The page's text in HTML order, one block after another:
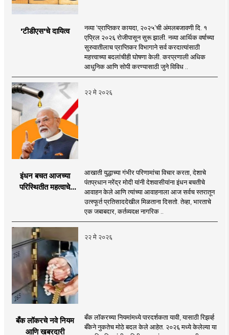
'टीडीएस'चे दायित्व
नव्या ‘प्राप्तिकर कायदा, २०२५’ची अंमलबजावणी दि. १
एप्रिल २०२६ रोजीपासून सुरू झाली. नव्या आर्थिक वर्षाच्या
सुरुवातीलाच प्राप्तिकर विभागाने सर्व करदात्यांसाठी
महत्त्वाच्या बदलांचीही घोषणा केली. करप्रणाली अधिक
आधुनिक आणि सोपी करण्यासाठी जुने विविध ..
२२ मे २०२६
इंधन बचत आजच्या
परिस्थितीत महत्वाचे
आखाती युद्धाच्या गंभीर परिणामांचा विचार करता, देशाचे
पंतप्रधान नरेंद्र मोदी यांनी देशवासीयांना इंधन बचतीचे
आवाहन केले आणि त्यांच्या आवाहनाला आज सर्वच स्तरातून
उत्स्फूर्त प्रतिसाददेखील मिळताना दिसतो. तेव्हा, भारताचे
एक जबाबदार, कर्तव्यदक्ष नागरिक ..
२२ मे २०२६
बँक लॉकरचे नवे नियम
आणि खबरदारी
बँक लॉकरच्या नियमांमध्ये पारदर्शकता यावी, यासाठी रिझर्व्ह
बँकेने नुकतेच मोठे बदल केले आहेत. २०२६ मध्ये केलेल्या या